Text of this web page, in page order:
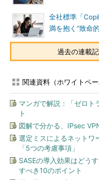
全社標準「
満を抱く“致命
過去の連載
関連資料（ホワイトペー
マンガで解説：「ゼロト
ト
図解で分かる、IPsec
選定ミスによるネット
「5つの考慮事項」
SASEの導入効果はどう
すべき10のポイント